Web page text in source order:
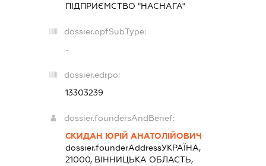
ПІДПРИЄМСТВО "НАСНАГА"
dossier.opfSubType:
-
dossier.edrpo:
13303239
dossier.foundersAndBenef:
СКИДАН ЮРІЙ АНАТОЛІЙОВИЧ
dossier.founderAddressУКРАЇНА,
21000, ВIННИЦЬКА ОБЛАСТЬ,